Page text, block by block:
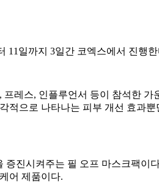
11일까지 3일간 코엑스에서 진행한
레스, 인플루언서 등이 참석한
적으로 나타나는 피부 개선 효과
진시켜주는 필 오프 마스크팩이
어 제품이다.